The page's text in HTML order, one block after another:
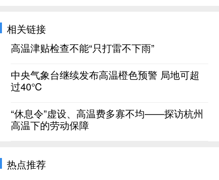
相关链接
高温津贴检查不能“只打雷不下雨”
中央气象台继续发布高温橙色预警 局地可超
过40℃
“休息令”虚设、高温费多寡不均——探访杭州
高温下的劳动保障
热点推荐